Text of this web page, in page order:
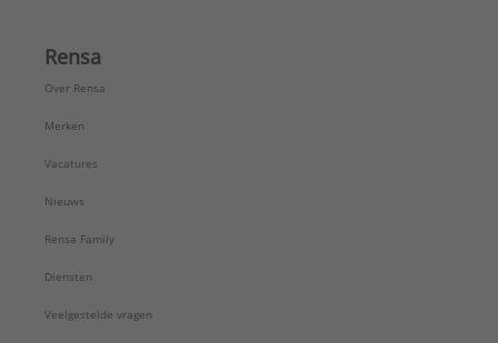
Rensa
Over Rensa
Merken
Vacatures
Nieuws
Rensa Family
Diensten
Veelgestelde vragen